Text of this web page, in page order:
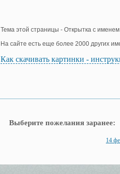
Тема этой страницы - Открытка с именем
На сайте есть еще более 2000 других
Как скачивать картинки -
Выберите пожелания заранее:
14